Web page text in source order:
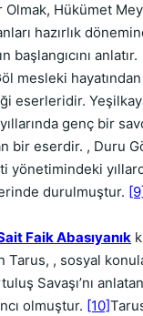
Hükümet
hazırlık
başlangıcını
mesleki hayatından
eserleridir.
genç bir
bir eserdir. , Duru
yönetimindeki
durulmuştur.
Faik Abasıyanık
Tarus, , sosyal
Savaşı’nı
olmuştur. [10]